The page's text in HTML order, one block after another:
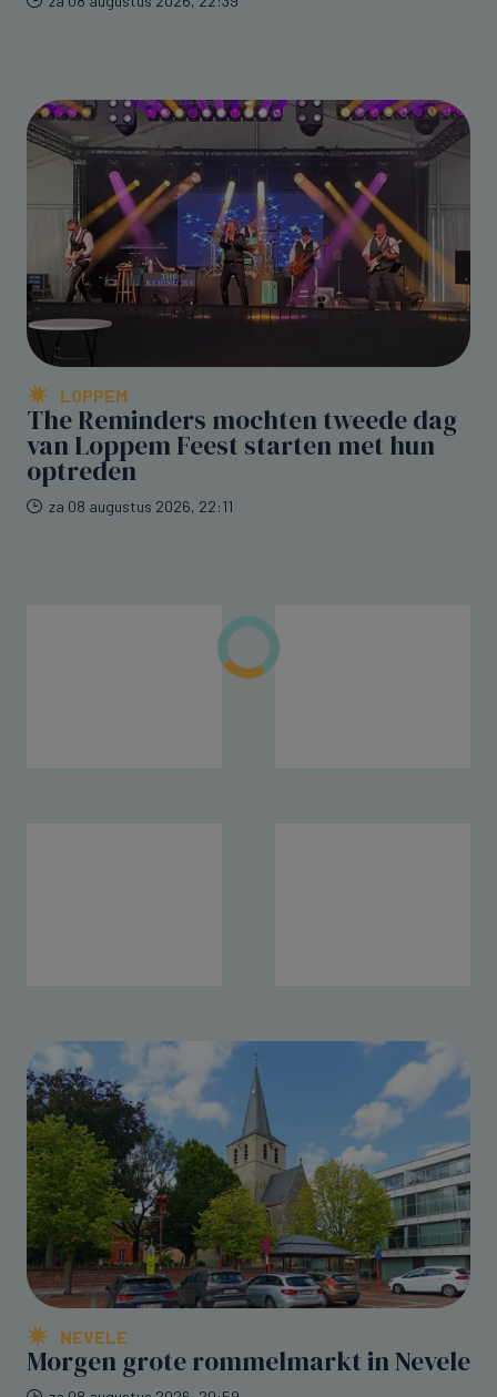
LOPPEM
The Reminders mochten tweede dag
van Loppem Feest starten met hun
optreden
za 08 augustus 2026, 22:11
NEVELE
Morgen grote rommelmarkt in Nevele